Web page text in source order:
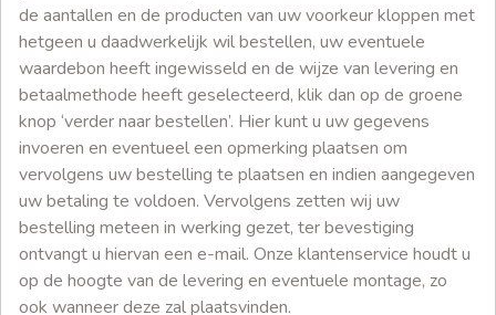
de aantallen en de producten van uw voorkeur kloppen met
hetgeen u daadwerkelijk wil bestellen, uw eventuele
waardebon heeft ingewisseld en de wijze van levering en
betaalmethode heeft geselecteerd, klik dan op de groene
knop ‘verder naar bestellen’. Hier kunt u uw gegevens
invoeren en eventueel een opmerking plaatsen om
vervolgens uw bestelling te plaatsen en indien aangegeven
uw betaling te voldoen. Vervolgens zetten wij uw
bestelling meteen in werking gezet, ter bevestiging
ontvangt u hiervan een e-mail. Onze klantenservice houdt u
op de hoogte van de levering en eventuele montage, zo
ook wanneer deze zal plaatsvinden.